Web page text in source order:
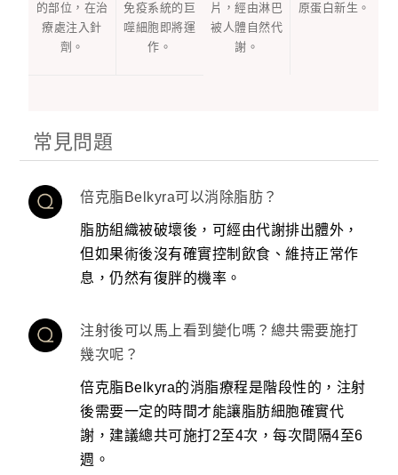
的部位，在治
療處注入針
劑。
免疫系統的巨
噬細胞即將運
作。
片，經由淋巴
被人體自然代
謝。
原蛋白新生。
常見問題
倍克脂Belkyra可以消除脂肪？
脂肪組織被破壞後，可經由代謝排出體外，
但如果術後沒有確實控制飲食、維持正常作
息，仍然有復胖的機率。
注射後可以馬上看到變化嗎？總共需要施打
幾次呢？
倍克脂Belkyra的消脂療程是階段性的，注射
後需要一定的時間才能讓脂肪細胞確實代
謝，建議總共可施打2至4次，每次間隔4至6
週。